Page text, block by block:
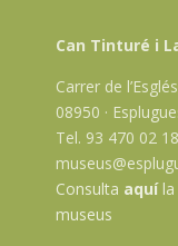
Can Tinturé i
Carrer de
08950 ·
Tel. 93 470 02 18
Consulta aquíla
museus